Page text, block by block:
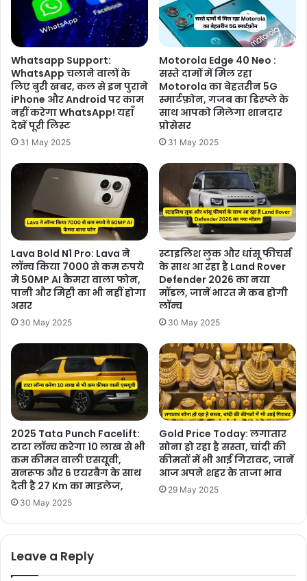
Whatsapp Support:
WhatsApp चलाने वालों के
लिए बुरी खबर, कल से इन पुराने
iPhone और Android पर काम
नहीं करेगा WhatsApp! यहाँ
देखें पूरी लिस्ट
31 May 2025
Motorola Edge 40 Neo :
सस्ते दामों में मिल रहा
Motorola का बेहतरीन 5G
स्मार्टफ़ोन, गजब का डिस्प्ले के
साथ आपको मिलेगा शानदार
प्रोसेसर
31 May 2025
Lava Bold N1 Pro: Lava ने
लॉन्च किया 7000 से कम रुपये
मे 50MP AI कैमरा वाला फोन,
पानी और मिट्टी का भी नहीं होगा
असर
30 May 2025
स्टाइलिश लुक और धांसू फीचर्स
के साथ आ रहा है Land Rover
Defender 2026 का नया
मॉडल, जानें भारत मे कब होगी
लॉन्च
30 May 2025
2025 Tata Punch Facelift:
टाटा लॉन्च करेगा 10 लाख से भी
कम कीमत वाली एसयूवी,
सनरूफ और 6 एयरबैग के साथ
देती है 27 Km का माइलेज,
30 May 2025
Gold Price Today: लगातार
सोना हो रहा है सस्ता, चांदी की
कीमतों में भी आई गिरावट, जानें
आज अपने शहर के ताजा भाव
29 May 2025
Leave a Reply